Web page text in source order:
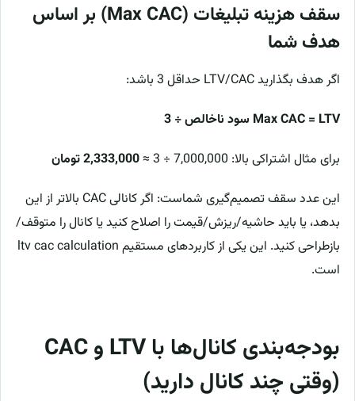
سقف هزینه تبلیغات (Max CAC) بر اساس
هدف شما
اگر هدف بگذارید LTV/CAC حداقل 3 باشد:
Max CAC = LTV سود ناخالص ÷ 3
برای مثال اشتراکی بالا: 7,000,000 ÷ 3 ≈
2,333,000 تومان
این عدد سقف تصمیم‌گیری شماست: اگر کانالی CAC بالاتر از این
بدهد، یا باید حاشیه/ریزش/قیمت را اصلاح کنید یا کانال را متوقف/
بازطراحی کنید. این یکی از کاربردهای مستقیم ltv cac calculation
است.
بودجه‌بندی کانال‌ها با LTV و CAC
(وقتی چند کانال دارید)